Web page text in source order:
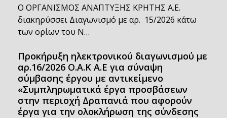
Ο ΟΡΓΑΝΙΣΜΟΣ ΑΝΑΠΤΥΞΗΣ ΚΡΗΤΗΣ Α.Ε.
διακηρύσσει Διαγωνισμό με αρ. 15/2026 κάτω
των ορίων του Ν…
Προκήρυξη ηλεκτρονικού διαγωνισμού με
αρ.16/2026 Ο.Α.Κ Α.Ε για σύναψη
σύμβασης έργου με αντικείμενο
«Συμπληρωματικά έργα προσβάσεων
στην περιοχή Δραπανιά που αφορούν
έργα για την ολοκλήρωση της σύνδεσης